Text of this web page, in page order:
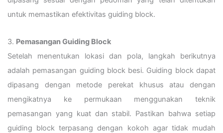
untuk memastikan efektivitas guiding block.
3. Pemasangan Guiding Block
Setelah menentukan lokasi dan pola, langkah berikutnya
adalah pemasangan guiding block besi. Guiding block dapat
dipasang dengan metode perekat khusus atau dengan
mengikatnya ke permukaan menggunakan teknik
pemasangan yang kuat dan stabil. Pastikan bahwa setiap
guiding block terpasang dengan kokoh agar tidak mudah